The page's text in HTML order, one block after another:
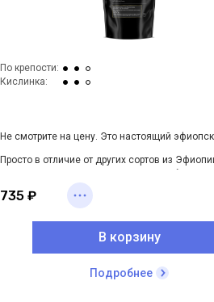
По крепости:
Кислинка:
Не смотрите на цену. Это настоящий
Просто в отличие от других сортов из
из региона Иргачеф. Другими словами, кофе
ферм фасуют без указания конкретной
735 ₽
В корзину
Подробнее